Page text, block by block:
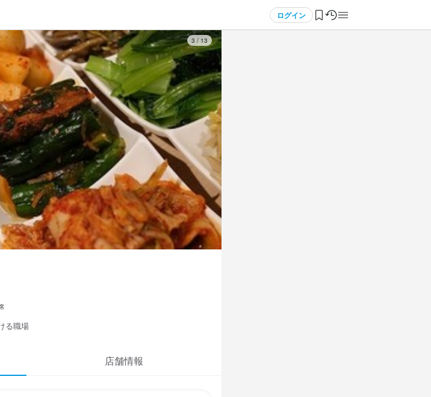
ログイン
3 / 13
る職場
店舗情報
制）
達成店多数)
/ 寮相談
ススタッフ
フ
制）
達成店多数)
/ 寮相談
制）
達成店多数)
/ 寮相談